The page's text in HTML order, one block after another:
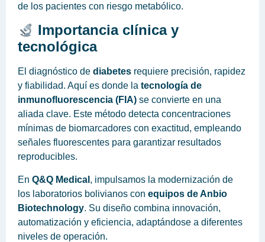
de los pacientes con riesgo metabólico.
Importancia clínica y
tecnológica
El diagnóstico de diabetes requiere precisión, rapidez
y fiabilidad. Aquí es donde la tecnología de
inmunofluorescencia (FIA) se convierte en una
aliada clave. Este método detecta concentraciones
mínimas de biomarcadores con exactitud, empleando
señales fluorescentes para garantizar resultados
reproducibles.
En Q&Q Medical , impulsamos la modernización de
los laboratorios bolivianos con equipos de Anbio
Biotechnology. Su diseño combina innovación,
automatización y eficiencia, adaptándose a diferentes
niveles de operación.